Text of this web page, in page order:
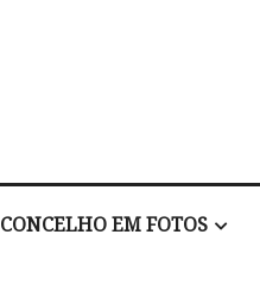
CONCELHO EM FOTOS